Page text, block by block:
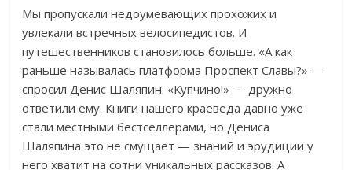
Мы пропускали недоумевающих прохожих и
увлекали встречных велосипедистов. И
путешественников становилось больше. «А как
раньше называлась платформа Проспект Славы?» —
спросил Денис Шаляпин. «Купчино!» — дружно
ответили ему. Книги нашего краеведа давно уже
стали местными бестселлерами, но Дениса
Шаляпина это не смущает — знаний и эрудиции у
него хватит на сотни уникальных рассказов. А